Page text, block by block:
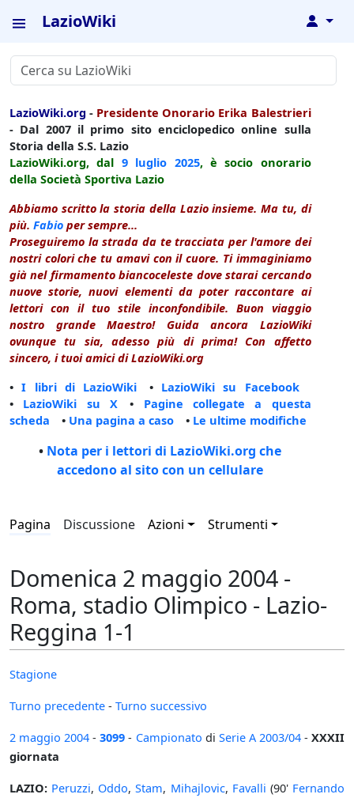
LazioWiki ↓
LazioWiki.org - Presidente Onorario Erika Balestrieri
- Dal 2007 il primo sito enciclopedico online sulla
Storia della S.S. Lazio
LazioWiki.org, dal 9 luglio 2025, è socio onorario
della Società Sportiva Lazio
Abbiamo scritto la storia della Lazio insieme. Ma tu, di
più. Fabio per sempre...
Proseguiremo la strada da te tracciata per l'amore dei
nostri colori che tu amavi con il cuore. Ti immaginiamo
già nel firmamento biancoceleste dove starai cercando
nuove storie, nuovi elementi da poter raccontare ai
lettori con il tuo stile inconfondibile. Buon viaggio
nostro grande Maestro! Guida ancora LazioWiki
ovunque tu sia, adesso più di prima! Con affetto
sincero, i tuoi amici di LazioWiki.org
•I libri di LazioWiki • LazioWiki su Facebook
• LazioWiki su X • Pagine collegate a questa
scheda • Una pagina a caso • Le ultime modifiche
• Nota per i lettori di LazioWiki.org che
accedono al sito con un cellulare
Pagina Discussione Azioni Strumenti
Domenica 2 maggio 2004 -
Roma, stadio Olimpico - Lazio-
Reggina 1-1
Stagione
Turno precedente - Turno successivo
2 maggio 2004 -3099 - Campionato di Serie A 2003/04-XXXII
giornata
LAZIO: Peruzzi, Oddo,Stam, Mihajlovic, Favalli (90' Fernando